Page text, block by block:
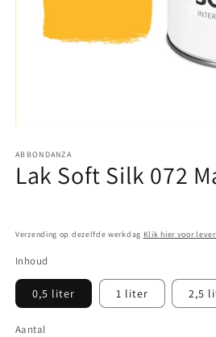
openen
in
modaal
ABBONDANZA
Lak Soft Silk 072
Verzending op dezelfde werkdag Klik hier voor
Inhoud
0,5 liter 1 liter 2,5
Aantal